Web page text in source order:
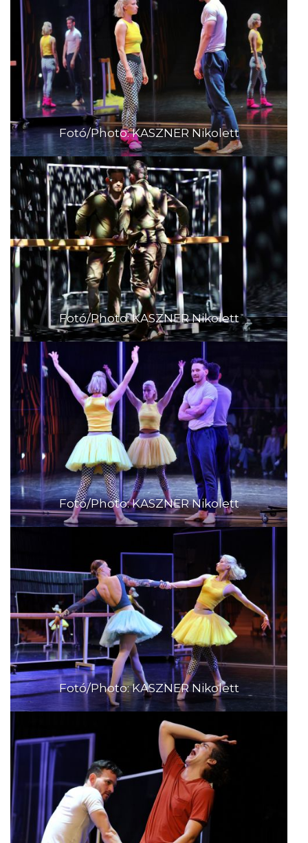
Fotó/Photo: KASZNER Nikolett
Fotó/Photo: KASZNER Nikolett
Fotó/Photo: KASZNER Nikolett
Fotó/Photo: KASZNER Nikolett